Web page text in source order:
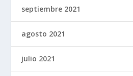
septiembre 2021
agosto 2021
julio 2021